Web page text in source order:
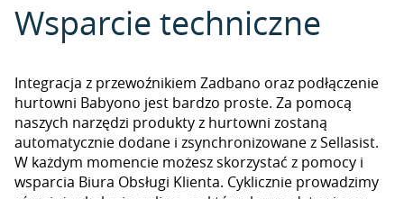
Wsparcie techniczne
Integracja z przewoźnikiem Zadbano oraz podłączenie
hurtowni Babyono jest bardzo proste. Za pomocą
naszych narzędzi produkty z hurtowni zostaną
automatycznie dodane i zsynchronizowane z Sellasist.
W każdym momencie możesz skorzystać z pomocy i
wsparcia Biura Obsługi Klienta. Cyklicznie prowadzimy